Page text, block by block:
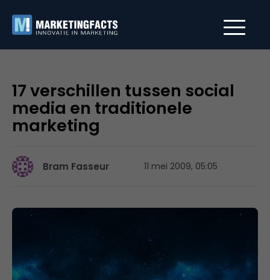
17 verschillen tussen social
media en traditionele
marketing
Bram Fasseur 11 mei 2009, 05:05